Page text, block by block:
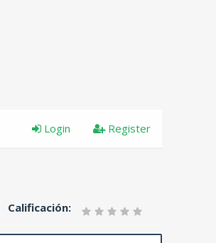
Register
Login
Calificación: